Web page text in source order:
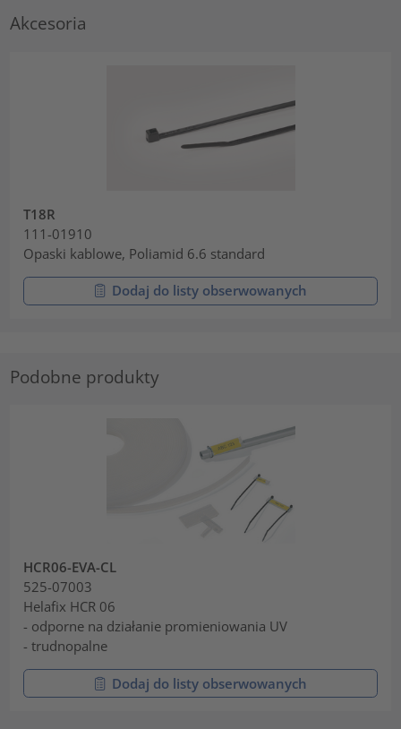
Akcesoria
T18R
111-01910
Opaski kablowe, Poliamid 6.6 standard
Dodaj do listy obserwowanych
Podobne produkty
HCR06-EVA-CL
525-07003
Helafix HCR 06
- odporne na działanie promieniowania UV
- trudnopalne
Dodaj do listy obserwowanych